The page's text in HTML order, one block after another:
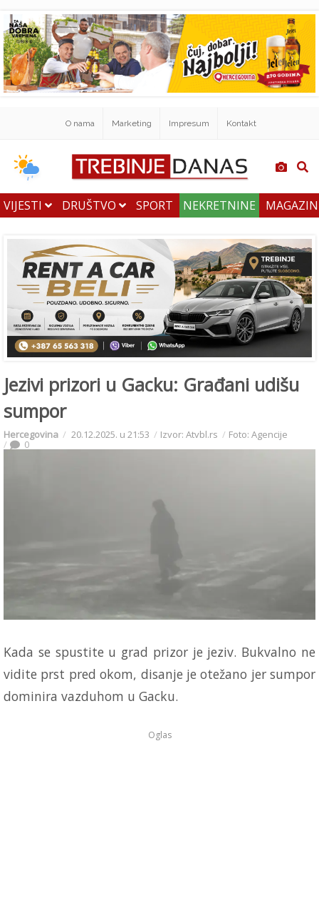
O nama Marketing Impresum Kontakt
VIJESTI DRUŠTVO SPORT NEKRETNINE
Jezivi prizori u Gacku: Građani udišu
sumpor
Hercegovina 20.12.2025. u 21:53 Izvor: Atvbl.rs Foto: Agencije
0
Kada se spustite u grad prizor je jeziv. Bukvalno ne
vidite prst pred okom, disanje je otežano jer sumpor
dominira vazduhom u Gacku.
Oglas